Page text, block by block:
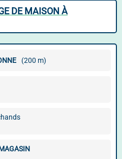
DE MAISON À
(200 m)